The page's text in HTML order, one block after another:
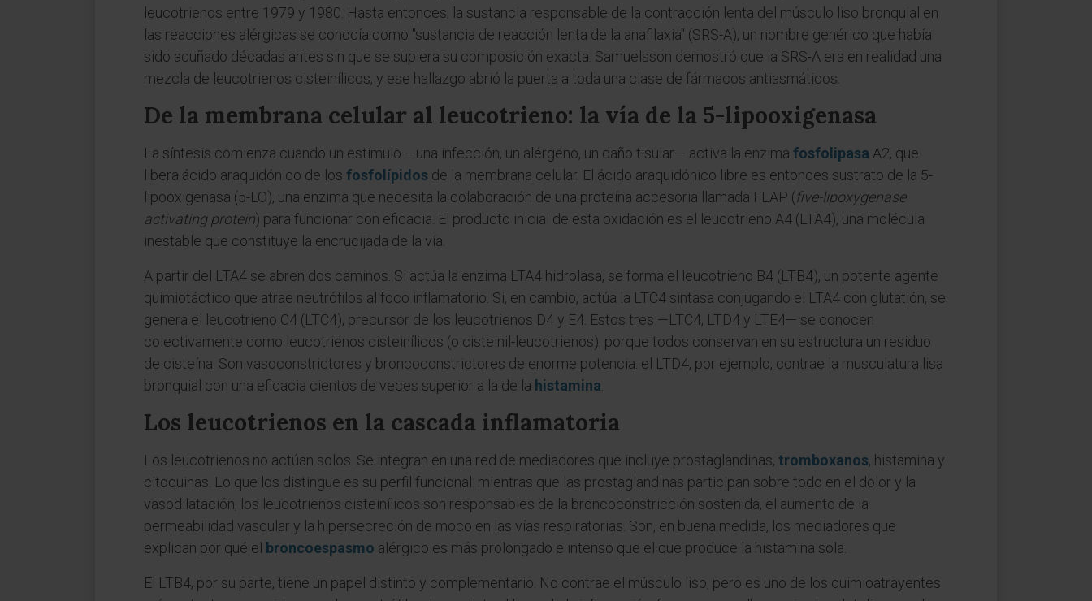
leucotrienos entre 1979 y 1980. Hasta entonces, la sustancia responsable de la contracción lenta del músculo liso bronquial en
las reacciones alérgicas se conocía como "sustancia de reacción lenta de la anafilaxia" (SRS-A), un nombre genérico que había
sido acuñado décadas antes sin que se supiera su composición exacta. Samuelsson demostró que la SRS-A era en realidad una
mezcla de leucotrienos cisteinílicos, y ese hallazgo abrió la puerta a toda una clase de fármacos antiasmáticos.
De la membrana celular al leucotrieno: la vía de la 5-lipooxigenasa
La síntesis comienza cuando un estímulo —una infección, un alérgeno, un daño tisular— activa la enzima fosfolipasa A2, que
libera ácido araquidónico de los fosfolípidos de la membrana celular. El ácido araquidónico libre es entonces sustrato de la 5-
lipooxigenasa (5-LO), una enzima que necesita la colaboración de una proteína accesoria llamada FLAP (five-lipoxygenase
activating protein) para funcionar con eficacia. El producto inicial de esta oxidación es el leucotrieno A4 (LTA4), una molécula
inestable que constituye la encrucijada de la vía.
A partir del LTA4 se abren dos caminos. Si actúa la enzima LTA4 hidrolasa, se forma el leucotrieno B4 (LTB4), un potente agente
quimiotáctico que atrae neutrófilos al foco inflamatorio. Si, en cambio, actúa la LTC4 sintasa conjugando el LTA4 con glutatión, se
genera el leucotrieno C4 (LTC4), precursor de los leucotrienos D4 y E4. Estos tres —LTC4, LTD4 y LTE4— se conocen
colectivamente como leucotrienos cisteinílicos (o cisteinil-leucotrienos), porque todos conservan en su estructura un residuo
de cisteína. Son vasoconstrictores y broncoconstrictores de enorme potencia: el LTD4, por ejemplo, contrae la musculatura lisa
bronquial con una eficacia cientos de veces superior a la de la histamina
Los leucotrienos en la cascada inflamatoria
Los leucotrienos no actúan solos. Se integran en una red de mediadores que incluye prostaglandinas, tromboxanos, histamina y
citoquinas. Lo que los distingue es su perfil funcional: mientras que las prostaglandinas participan sobre todo en el dolor y la
vasodilatación, los leucotrienos cisteinílicos son responsables de la broncoconstricción sostenida, el aumento de la
permeabilidad vascular y la hipersecreción de moco en las vías respiratorias. Son, en buena medida, los mediadores que
explican por qué el
broncoespasmo alérgico es más prolongado e intenso que el que produce la histamina sola.
El LTB4, por su parte, tiene un papel distinto y complementario. No contrae el músculo liso, pero es uno de los quimioatrayentes